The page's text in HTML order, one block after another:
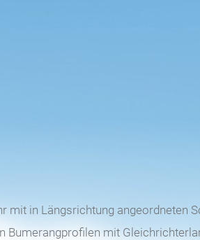
mit in Längsrichtung angeordneten
Bumerangprofilen mit